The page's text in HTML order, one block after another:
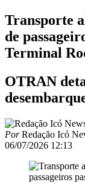
Transporte
de
Terminal
OTRAN
PorRedação Icó
06/07/2026 12:13